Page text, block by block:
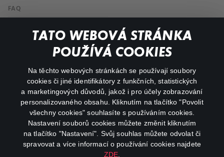
TATO WEBOVÁ STRÁNKA
POUŽÍVÁ COOKIES
Na těchto webových stránkách se používají soubory
cookies či jiné identifikátory z funkčních, statistických
a marketingových důvodů, jakož i pro účely zobrazování
personalizovaného obsahu. Kliknutím na tlačítko "Povolit
všechny cookies" souhlasíte s používáním cookies.
Nastavení souborů cookies můžete změnit kliknutím
na tlačítko "Nastavení". Svůj souhlas můžete odvolat či
spravovat a více informací o používání cookies najdete
ZDE
FAQ
Můj účet
Důležité odkazy
facebookinstagram
youtube